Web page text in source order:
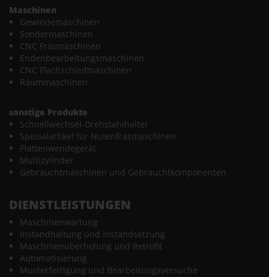
Maschinen
Gewindemaschinen
Sondermaschinen
CNC Fräsmaschinen
Endenbearbeitungsmaschinen
CNC Flachschleifmaschinen
Räummaschinen
sonstige Produkte
Schnellwechsel-Drehstahlhalter
Spezialartikel für Nutenfräsmaschinen
Plattenwendegerät
Multizylinder
Gebrauchtmaschinen und Gebrauchtkomponenten
DIENSTLEISTUNGEN
Maschinenwartung
Instandhaltung und Instandsetzung
Maschinenüberholung und Retrofit
Automatisierung
Musterfertigung und Bearbeitungsversuche